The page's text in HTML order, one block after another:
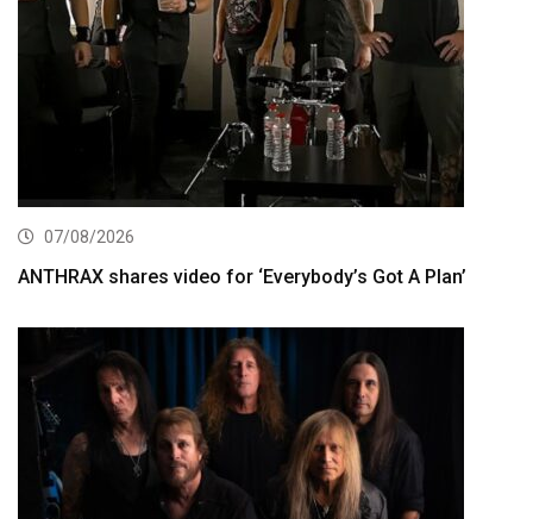
07/08/2026
ANTHRAX shares video for ‘Everybody’s Got A Plan’